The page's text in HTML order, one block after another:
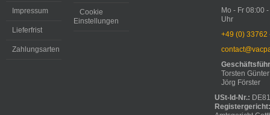
Impressum
Lieferfrist
Zahlungsarten
Cookie
Einstellungen
Mo - Fr 08:00
Uhr
+49 (0) 33762
Torsten
Jörg Förster
USt-Id-Nr.:
Registergericht: